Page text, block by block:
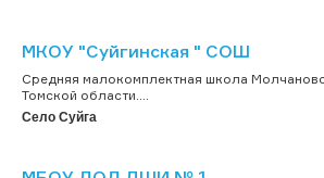
МКОУ "Суйгинская " СОШ
Средняя малокомплектная школа
Томской области....
Село Суйга